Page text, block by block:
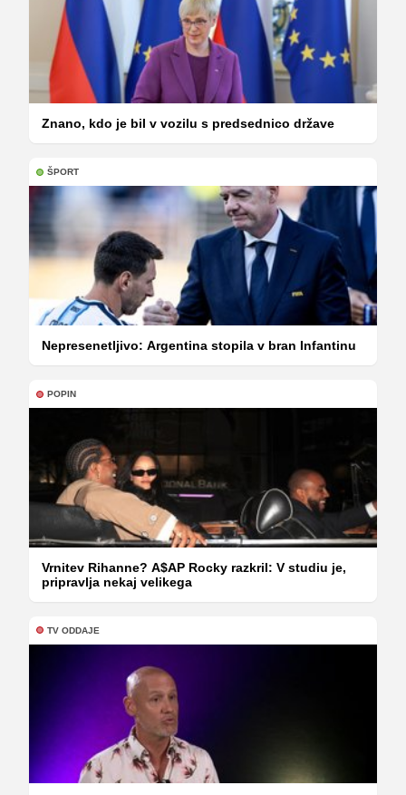
Znano, kdo je bil v vozilu s predsednico države
ŠPORT
Nepresenetljivo: Argentina stopila v bran Infantinu
POPIN
Vrnitev Rihanne? A$AP Rocky razkril: V studiu je,
pripravlja nekaj velikega
TV ODDAJE